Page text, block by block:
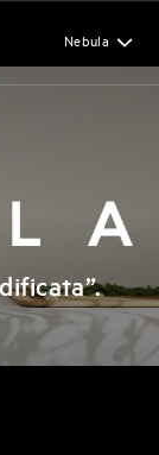
Nebula